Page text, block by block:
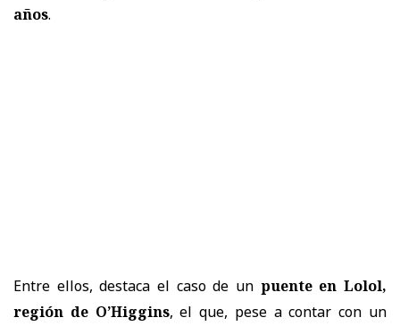
años.
Entre ellos, destaca el caso de un puente en Lolol,
región de O’Higgins, el que, pese a contar con un